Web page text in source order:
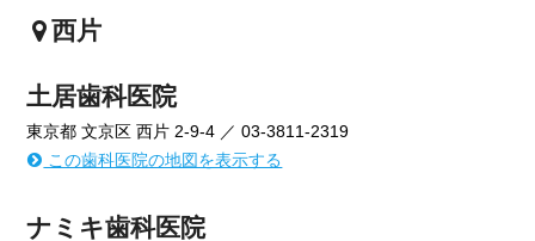
西片
土居歯科医院
東京都 文京区 西片 2-9-4 ／ 03-3811-2319
この歯科医院の地図を表示する
ナミキ歯科医院